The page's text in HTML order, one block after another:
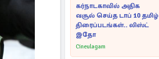
கர்நாடகாவில் அதிக
வசூல் செய்த டாப் 10 தமிழ்
திரைப்படங்கள்.. லிஸ்ட்
இதோ
Cineulagam